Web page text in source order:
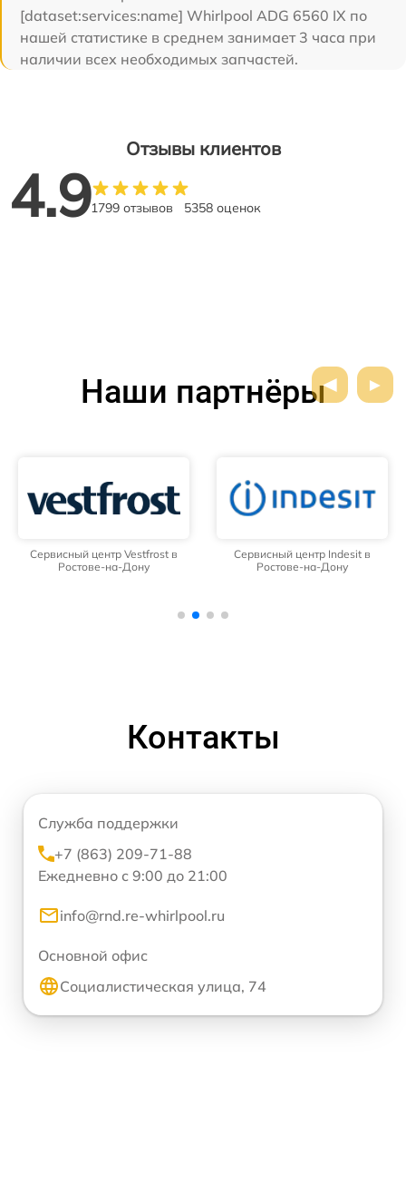
[dataset:services:name] Whirlpool ADG 6560 IX по
нашей статистике в среднем занимает 3 часа при
наличии всех необходимых запчастей.
Отзывы клиентов
4.91799 отзывов 5358 оценок
Наши партнёры
Сервисный центр Vestfrost в
Ростове-на-Дону
Сервисный центр Indesit в
Ростове-на-Дону
Контакты
Служба поддержки
+7 (863) 209-71-88
Ежедневно с 9:00 до 21:00
info@rnd.re-whirlpool.ru
Основной офис
Социалистическая улица, 74